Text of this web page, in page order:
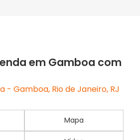
em Gamboa com
- Gamboa, Rio de Janeiro, RJ
Mapa